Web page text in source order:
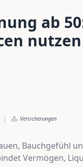
ab
nutzen
| Versicherungen
Bauchgefühl
Vermögen,